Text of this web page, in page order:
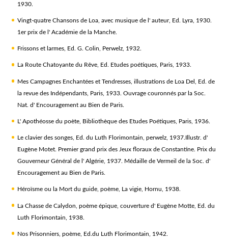
1930.
Vingt-quatre Chansons de Loa, avec musique de l' auteur, Ed. Lyra, 1930.
1er prix de l' Académie de la Manche.
Frissons et larmes, Ed. G. Colin, Perwelz, 1932.
La Route Chatoyante du Rêve, Ed. Etudes poétiques, Paris, 1933.
Mes Campagnes Enchantées et Tendresses, illustrations de Loa Del, Ed. de
la revue des Indépendants, Paris, 1933. Ouvrage couronnés par la Soc.
Nat. d' Encouragement au Bien de Paris.
L' Apothéosse du poète, Bibliothèque des Etudes Poétiques, Paris, 1936.
Le clavier des songes, Ed. du Luth Florimontain, perwelz, 1937.Illustr. d'
Eugène Motet. Premier grand prix des Jeux floraux de Constantine. Prix du
Gouverneur Général de l' Algérie, 1937. Médaille de Vermeil de la Soc. d'
Encouragement au Bien de Paris.
Héroïsme ou la Mort du guide, poème, La vigie, Hornu, 1938.
La Chasse de Calydon, poème épique, couverture d' Eugène Motte, Ed. du
Luth Florimontain, 1938.
Nos Prisonniers, poème, Ed.du Luth Florimontain, 1942.